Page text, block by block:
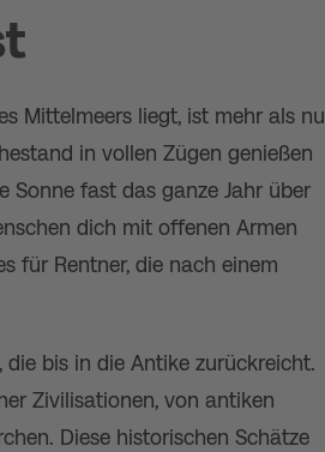
Mittelmeers liegt, ist mehr als
in vollen Zügen genießen
Sonne fast das ganze Jahr über
dich mit offenen Armen
für Rentner, die nach einem
die bis in die Antike zurückreicht.
Zivilisationen, von antiken
Diese historischen Schätze